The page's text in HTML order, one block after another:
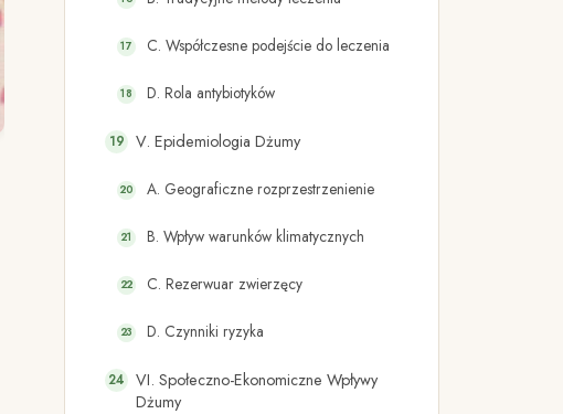
C. Współczesne podejście do leczenia
D. Rola antybiotyków
V. Epidemiologia Dżumy
A. Geograficzne rozprzestrzenienie
B. Wpływ warunków klimatycznych
C. Rezerwuar zwierzęcy
D. Czynniki ryzyka
VI. Społeczno-Ekonomiczne Wpływy
Dżumy